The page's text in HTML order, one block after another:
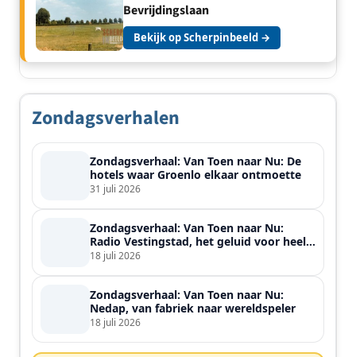
Bevrijdingslaan
Bekijk op Scherpinbeeld →
Zondagsverhalen
Zondagsverhaal: Van Toen naar Nu: De
hotels waar Groenlo elkaar ontmoette
31 juli 2026
Zondagsverhaal: Van Toen naar Nu:
Radio Vestingstad, het geluid voor heel
de streek
18 juli 2026
Zondagsverhaal: Van Toen naar Nu:
Nedap, van fabriek naar wereldspeler
18 juli 2026